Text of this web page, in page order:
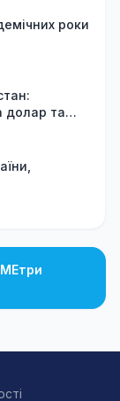
роки
долар та